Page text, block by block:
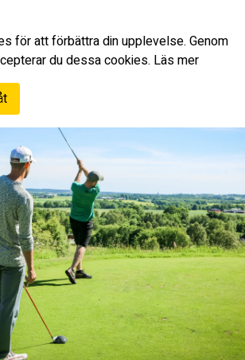
för att förbättra din upplevelse. Genom
du dessa cookies. Läs mer